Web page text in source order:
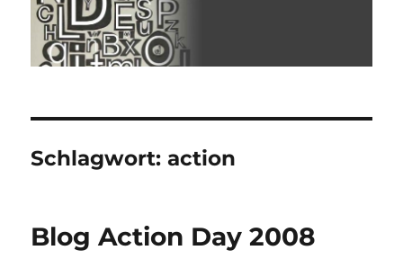
Schlagwort:action
Blog Action Day 2008